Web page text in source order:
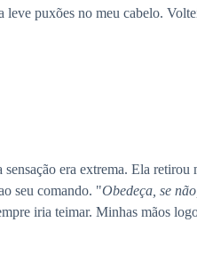
puxões no meu cabelo.
era extrema. Ela
seu comando. "Obedeça, se
iria teimar. Minhas mãos